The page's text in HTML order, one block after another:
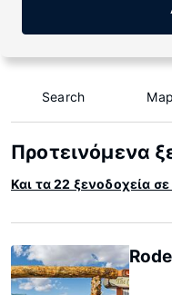
Search Map
Προτεινόμενα
Και τα 22 ξενοδοχεία